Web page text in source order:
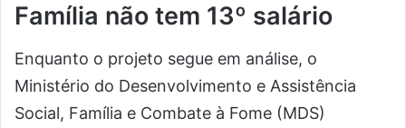
Família não tem 13º salário
Enquanto o projeto segue em análise, o
Ministério do Desenvolvimento e Assistência
Social, Família e Combate à Fome (MDS)